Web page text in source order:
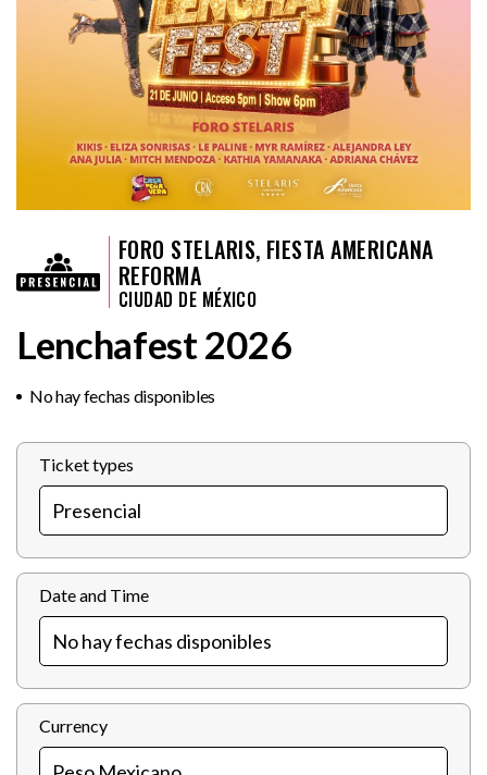
FORO STELARIS, FIESTA AMERICANA
REFORMA
CIUDAD DE MÉXICO
Lenchafest 2026
No hay fechas disponibles
Ticket types
Date and Time
Currency